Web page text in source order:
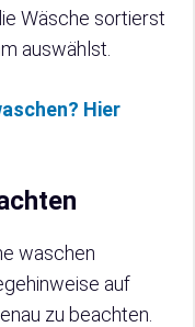
Wäsche sortierst
auswählst.
Hier
waschen
auf
zu beachten.